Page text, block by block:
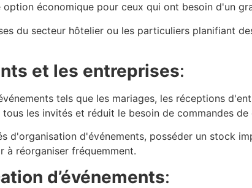
économique pour ceux qui ont besoin d'un
du secteur hôtelier ou les particuliers planifiant
et les entreprises:
tels que les mariages, les réceptions
les invités et réduit le besoin de commandes de
d'organisation d'événements, posséder un stock
à réorganiser fréquemment.
d’événements: